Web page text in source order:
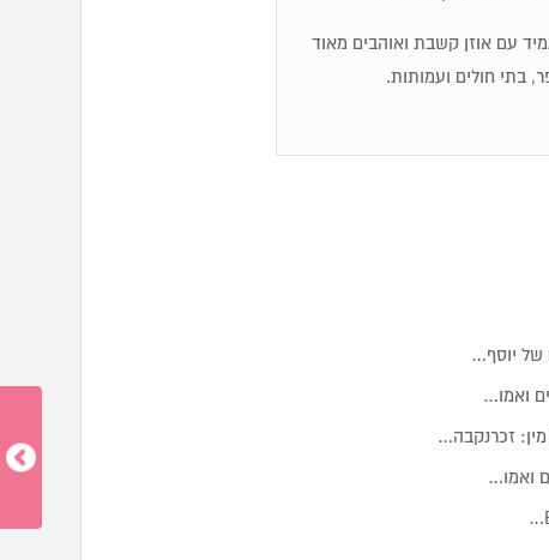
עם אוזן קשבת ואוהבים מאוד
בתי חולים ועמותות.
של יוסף…
ואמו…
ואמו…